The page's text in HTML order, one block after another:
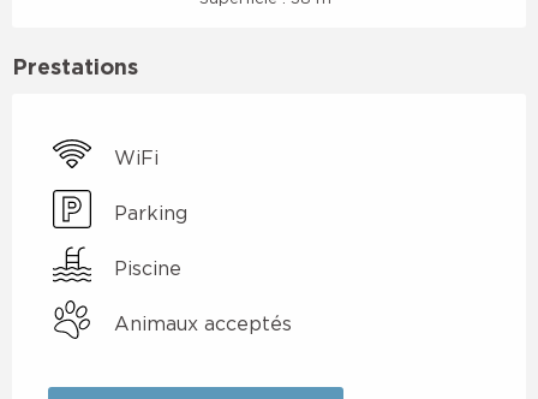
Prestations
WiFi
Parking
Piscine
Animaux acceptés